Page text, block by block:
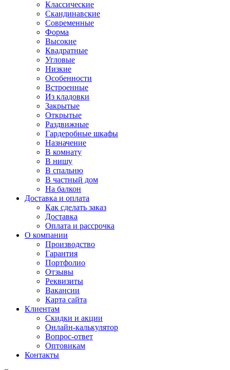
Классические
Скандинавские
Современные
Форма
Высокие
Квадратные
Угловые
Низкие
Особенности
Встроенные
Из кладовки
Закрытые
Открытые
Раздвижные
Гардеробные шкафы
Назначение
В комнату
В нишу
В спальню
В частный дом
На балкон
Доставка и оплата
Как сделать заказ
Доставка
Оплата и рассрочка
О компании
Производство
Гарантия
Портфолио
Отзывы
Реквизиты
Вакансии
Карта сайта
Клиентам
Скидки и акции
Онлайн-калькулятор
Вопрос-ответ
Оптовикам
Контакты